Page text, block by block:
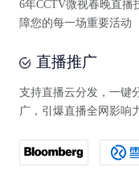
6年CCTV微视春晚直播
障您的每一场重要活动
直播推广
支持直播云分发，一键
广，引爆直播全网影响